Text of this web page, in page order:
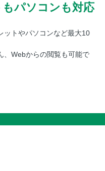
パソコンも対応
ットやパソコンなど最大10
、Webからの閲覧も可能で